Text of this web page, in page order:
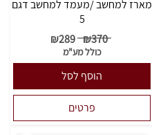
מארז למחשב /מעמד למחשב דגם
5
₪370
₪289
כולל מע"מ
הוסף לסל
פרטים